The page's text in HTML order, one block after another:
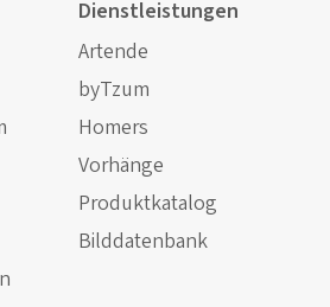
Dienstleistungen
Artende
byTzum
Homers
Vorhänge
Produktkatalog
Bilddatenbank